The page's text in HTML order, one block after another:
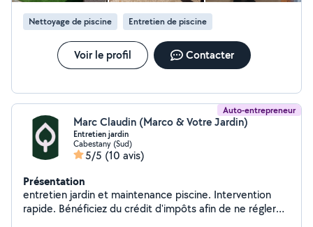
Nettoyage de piscine Entretien de piscine
Voir le profil Contacter
Auto-entrepreneur
Marc Claudin (Marco & Votre Jardin)
Entretien jardin
Cabestany (Sud)
5/5 (10 avis)
Présentation
entretien jardin et maintenance piscine. Intervention
rapide. Bénéficiez du crédit d'impôts afin de ne régler